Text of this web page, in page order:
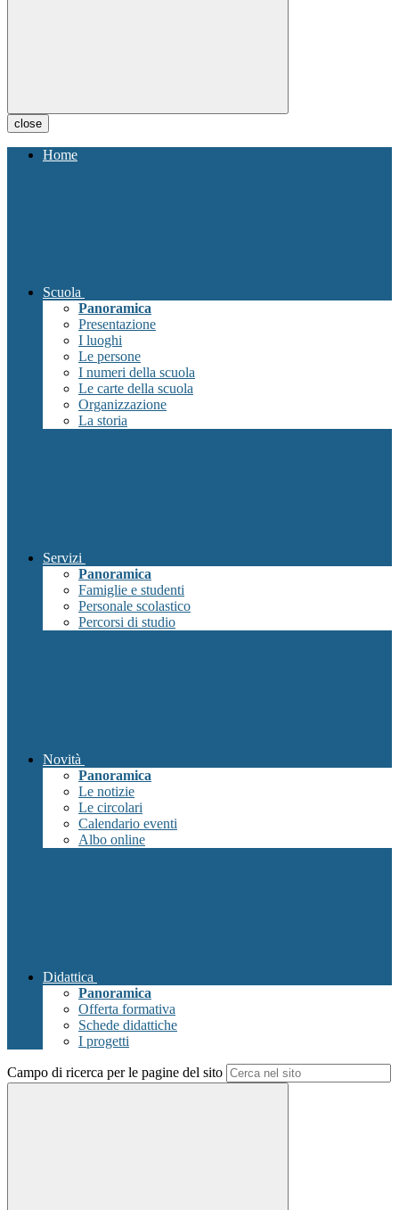
close
Home
Scuola
Panoramica
Presentazione
I luoghi
Le persone
I numeri della scuola
Le carte della scuola
Organizzazione
La storia
Servizi
Panoramica
Famiglie e studenti
Personale scolastico
Percorsi di studio
Novità
Panoramica
Le notizie
Le circolari
Calendario eventi
Albo online
Didattica
Panoramica
Offerta formativa
Schede didattiche
I progetti
Campo di ricerca per le pagine del sito